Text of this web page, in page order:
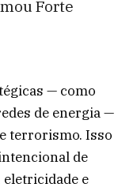
Forte
— como
de energia —
terrorismo. Isso
de
eletricidade e